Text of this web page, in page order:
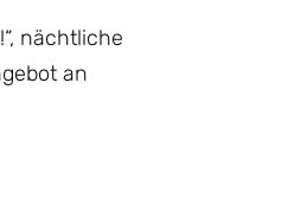
nächtliche
an